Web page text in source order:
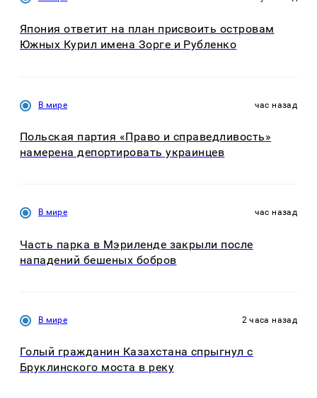
Япония ответит на план присвоить островам
Южных Курил имена Зорге и Рубленко
В мире час назад
Польская партия «Право и справедливость»
намерена депортировать украинцев
В мире час назад
Часть парка в Мэриленде закрыли после
нападений бешеных бобров
В мире 2 часа назад
Голый гражданин Казахстана спрыгнул с
Бруклинского моста в реку